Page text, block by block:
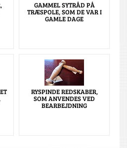
GAMMEL SYTRÅD PÅ
TRÆSPOLE, SOM DE VAR I
GAMLE DAGE
RYSPINDE REDSKABER,
SOM ANVENDES VED
BEARBEJDNING